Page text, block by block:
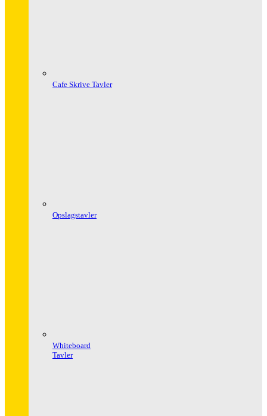
Cafe Skrive Tavler
Opslagstavler
Whiteboard
Tavler